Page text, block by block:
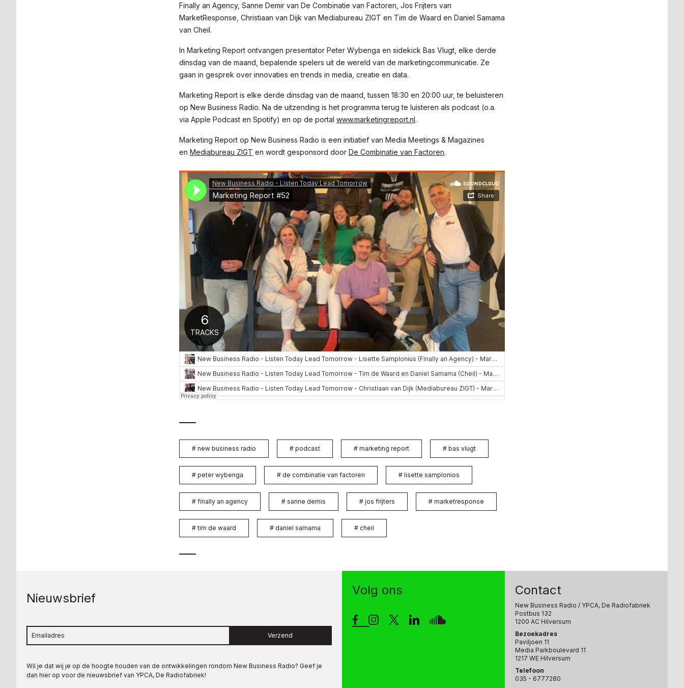
Finally an Agency, Sanne Demir van De Combinatie van Factoren, Jos Frijters van
MarketResponse, Christiaan van Dijk van Mediabureau ZIGT en Tim de Waard en Daniel Samama
van Cheil.
In Marketing Report ontvangen presentator Peter Wybenga en sidekick Bas Vlugt, elke derde
dinsdag van de maand, bepalende spelers uit de wereld van de marketingcommunicatie. Ze
gaan in gesprek over innovaties en trends in media, creatie en data.
Marketing Report is elke derde dinsdag van de maand, tussen 18:30 en 20:00 uur, te beluisteren
op New Business Radio. Na de uitzending is het programma terug te luisteren als podcast (o.a.
via Apple Podcast en Spotify) en op de portal www.marketingreport.nl.
Marketing Report op New Business Radio is een initiatief van Media Meetings & Magazines
en Mediabureau ZIGT en wordt gesponsord door De Combinatie van Factoren.
# new business radio # podcast # marketing report # bas vlugt
# peter wybenga # de combinatie van factoren # lisette samplonios
# finally an agency # sanne demis # jos frijters # marketresponse
#tim de waard # daniel samama # cheil
Nieuwsbrief
Verzend
Wil je dat wij je op de hoogte houden van de ontwikkelingen rondom New Business Radio? Geef je
dan hier op voor de nieuwsbrief van YPCA, De Radiofabriek!
Volg ons Contact
New Business Radio / YPCA, De Radiofabriek
Postbus 132
1200 AC Hilversum
Bezoekadres
Paviljoen 11
Media Parkboulevard 11
1217 WE Hilversum
Telefoon
035 - 6777280